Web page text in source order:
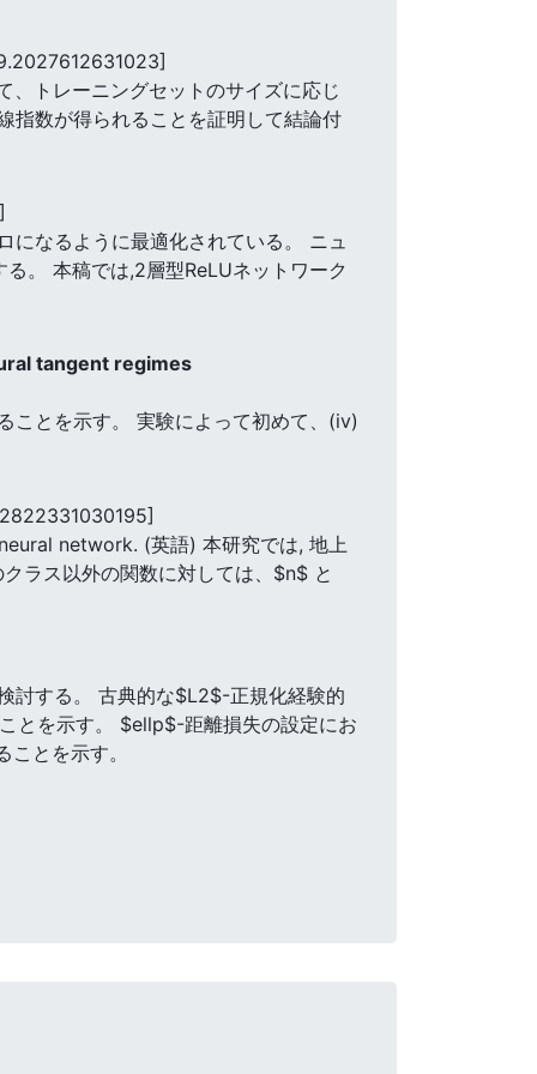
トレーニングセットのサイズに応じ
指数が得られることを証明して結論付
になるように最適化されている。 ニュ
。 本稿では,2層型ReLUネットワーク
tangent regimes
ことを示す。 実験によって初めて、(iv)
network. (英語) 本研究では, 地上
ラス以外の関数に対しては、$n$ と
討する。 古典的な$L2$-正規化経験的
とを示す。 $ellp$-距離損失の設定にお
とを示す。